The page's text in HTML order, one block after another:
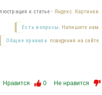
к статье - Яндекс. Картинки.
Есть вопросы. Напишите нам.
Общие правила поведения на сайте.
Нравится 0 Не нравится